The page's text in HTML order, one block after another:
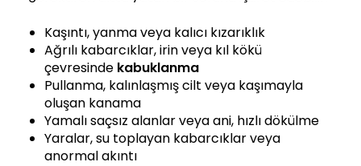
Kaşıntı, yanma veya kalıcı kızarıklık
Ağrılı kabarcıklar, irin veya kıl kökü
çevresinde kabuklanma
Pullanma, kalınlaşmış cilt veya kaşımayla
oluşan kanama
Yamalı saçsız alanlar veya ani, hızlı dökülme
Yaralar, su toplayan kabarcıklar veya
anormal akıntı